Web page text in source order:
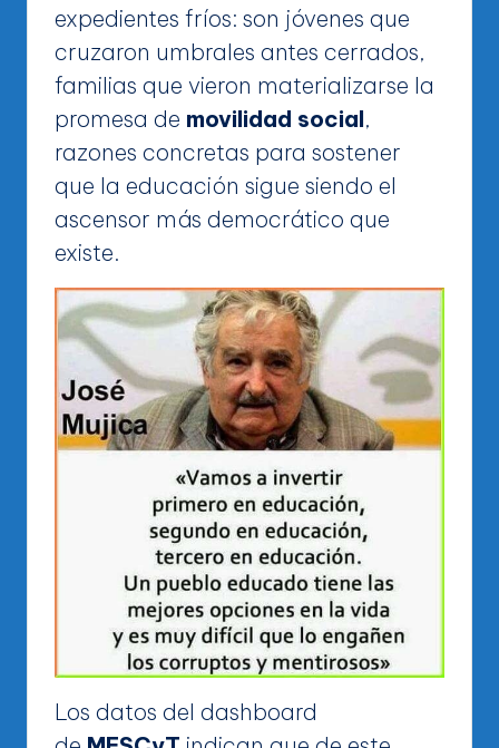
expedientes fríos: son jóvenes que
cruzaron umbrales antes cerrados,
familias que vieron materializarse la
promesa de movilidad social,
razones concretas para sostener
que la educación sigue siendo el
ascensor más democrático que
existe.
Los datos del dashboard